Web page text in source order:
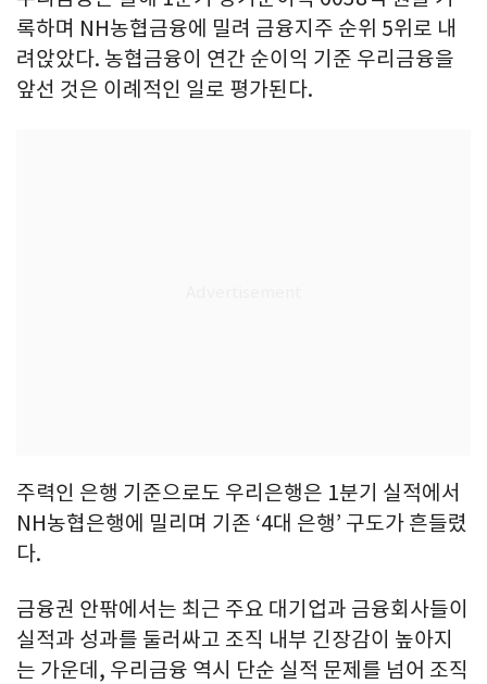
록하며 NH농협금융에 밀려 금융지주 순위 5위로 내
려앉았다. 농협금융이 연간 순이익 기준 우리금융을
앞선 것은 이례적인 일로 평가된다.
주력인 은행 기준으로도 우리은행은 1분기 실적에서
NH농협은행에 밀리며 기존 ‘4대 은행’ 구도가 흔들렸
다.
금융권 안팎에서는 최근 주요 대기업과 금융회사들이
실적과 성과를 둘러싸고 조직 내부 긴장감이 높아지
는 가운데, 우리금융 역시 단순 실적 문제를 넘어 조직